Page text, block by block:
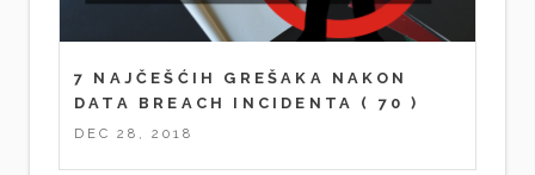
7 NAJČEŠĆIH GREŠAKA NAKON
DATA BREACH INCIDENTA
( 70 )
DEC 28, 2018